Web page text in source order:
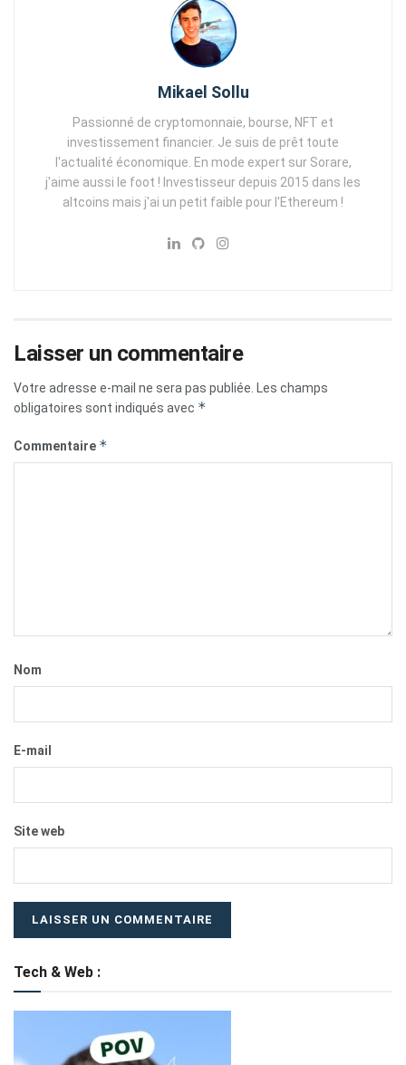
Mikael Sollu
Passionné de cryptomonnaie, bourse, NFT et
investissement financier. Je suis de prêt toute
l'actualité économique. En mode expert sur Sorare,
j'aime aussi le foot ! Investisseur depuis 2015 dans les
altcoins mais j'ai un petit faible pour l'Ethereum !
Laisser un commentaire
Votre adresse e-mail ne sera pas publiée. Les champs
obligatoires sont indiqués avec *
Commentaire *
Nom
E-mail
Site web
Tech & Web :